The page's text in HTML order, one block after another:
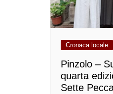
Cronaca locale
Pinzolo –
quarta
Sette